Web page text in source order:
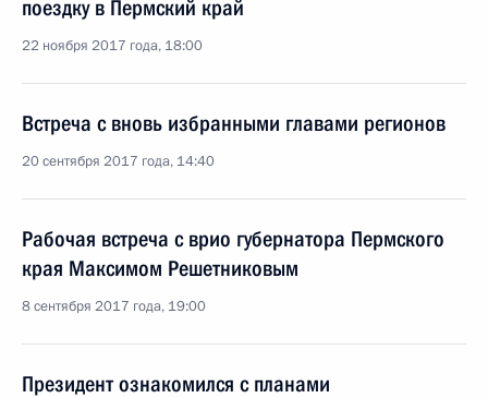
поездку в Пермский край
22 ноября 2017 года, 18:00
Встреча с вновь избранными главами регионов
20 сентября 2017 года, 14:40
Рабочая встреча с врио губернатора Пермского
края Максимом Решетниковым
8 сентября 2017 года, 19:00
Президент ознакомился с планами